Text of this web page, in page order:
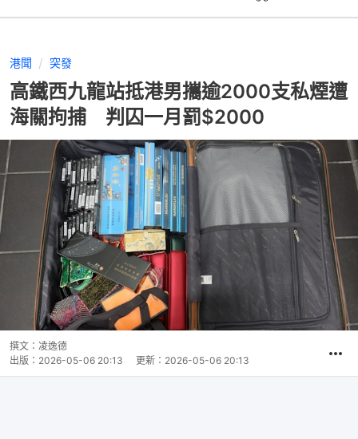
港聞 突發
高鐵西九龍站抵港男攜逾2000支私煙遭
海關拘捕 判囚一月罰$2000
撰文： 凌逸德
出版： 2026-05-06 20:13 更新： 2026-05-06 20:13